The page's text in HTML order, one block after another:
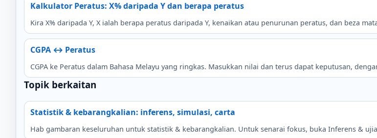
Kalkulator Peratus: X% daripada Y dan berapa peratus
Kira X% daripada Y, X ialah berapa peratus daripada Y, kenaikan atau penurunan peratus, dan beza
CGPA ↔ Peratus
CGPA ke Peratus dalam Bahasa Melayu yang ringkas. Masukkan nilai dan terus dapat keputusan,
Topik berkaitan
Statistik & kebarangkalian: inferens, simulasi, carta
Hab gambaran keseluruhan untuk statistik & kebarangkalian. Untuk senarai fokus, buka Inferens &